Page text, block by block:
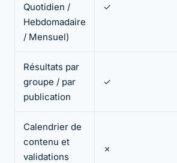
Quotidien /
Hebdomadaire
/ Mensuel)
✓
Résultats par
groupe / par
publication
✓
Calendrier de
contenu et
validations
✗